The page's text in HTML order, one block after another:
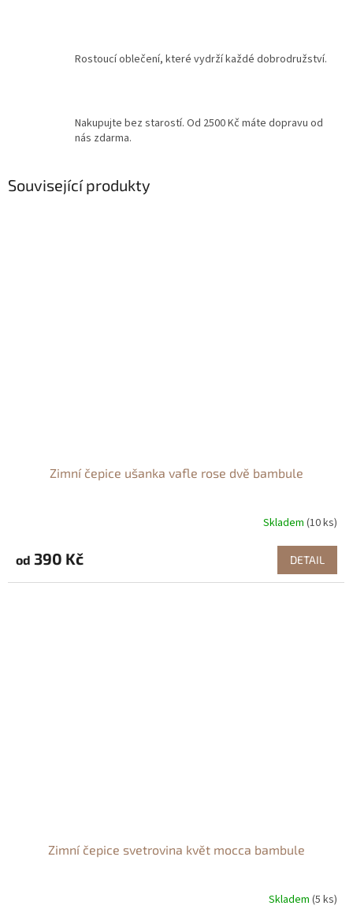
Rostoucí oblečení, které vydrží každé dobrodružství.
Nakupujte bez starostí. Od 2500 Kč máte dopravu od
nás zdarma.
Související produkty
Zimní čepice ušanka vafle rose dvě bambule
Skladem (10 ks)
od 390 Kč DETAIL
Zimní čepice svetrovina květ mocca bambule
Skladem (5 ks)